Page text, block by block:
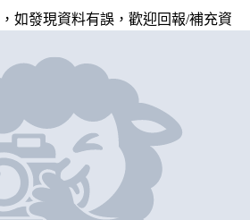
如發現資料有誤，歡迎回報/補充資